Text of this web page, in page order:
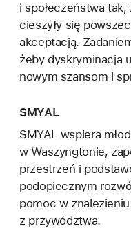
i społeczeństwa
cieszyły się
akceptacją.
żeby dyskryminacja
nowym szansom i
SMYAL
SMYAL wspiera
w Waszyngtonie,
przestrzeń i
podopiecznym
pomoc w
z przywództwa.